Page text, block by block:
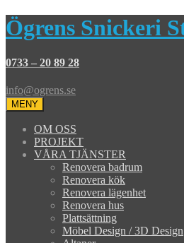
Ögrens Snickeri
0733 – 20 89 28
info@ogrens.se
MENY
OM OSS
PROJEKT
VÅRA TJÄNSTER
Renovera badrum
Renovera kök
Renovera lägenhet
Renovera hus
Plattsättning
Möbel Design / 3D Design